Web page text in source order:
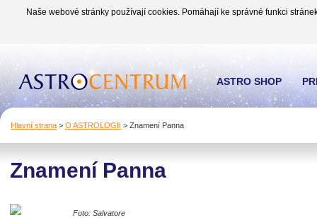
Naše webové stránky používají cookies. Pomáhají ke správné funkci
Hlavní strana > O ASTROLOGII > Znamení Panna
Znamení Panna
Foto: Salvatore
ASTRO SHOP